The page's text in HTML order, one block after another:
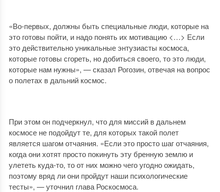
«Во-первых, должны быть специальные люди, которые на
это готовы пойти, и надо понять их мотивацию <…> Если
это действительно уникальные энтузиасты космоса,
которые готовы сгореть, но добиться своего, то это люди,
которые нам нужны», — сказал Рогозин, отвечая на вопрос
о полетах в дальний космос.
При этом он подчеркнул, что для миссий в дальнем
космосе не подойдут те, для которых такой полет
является шагом отчаяния. «Если это просто шаг отчаяния,
когда они хотят просто покинуть эту бренную землю и
улететь куда-то, то от них можно чего угодно ожидать,
поэтому вряд ли они пройдут наши психологические
тесты», — уточнил глава Роскосмоса.